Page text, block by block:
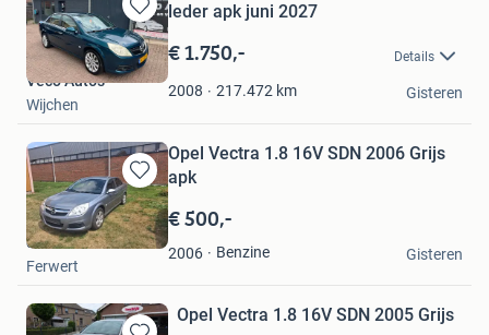
Bewaren
in
Mijn
Favorieten
leder apk juni 2027
€ 1.750,- Details
2008 217.472 km
Veco Auto's
Wijchen
Gisteren
Bewaren
in
Mijn
Favorieten
Opel Vectra 1.8 16V SDN 2006 Grijs
apk
€ 500,-
2006 Benzine
dirkbeek
Ferwert
Gisteren
Opel Vectra 1.8 16V SDN 2005 Grijs